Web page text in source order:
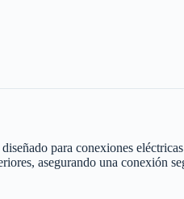
para conexiones
asegurando una conexión